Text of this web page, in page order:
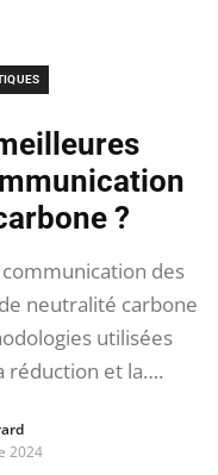
?
communication des
neutralité carbone
utilisées
réduction et la….
2024